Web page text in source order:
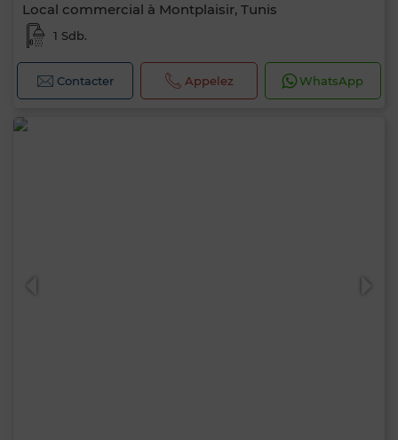
Local commercial à Montplaisir, Tunis
1 Sdb.
Contacter Appelez WhatsApp